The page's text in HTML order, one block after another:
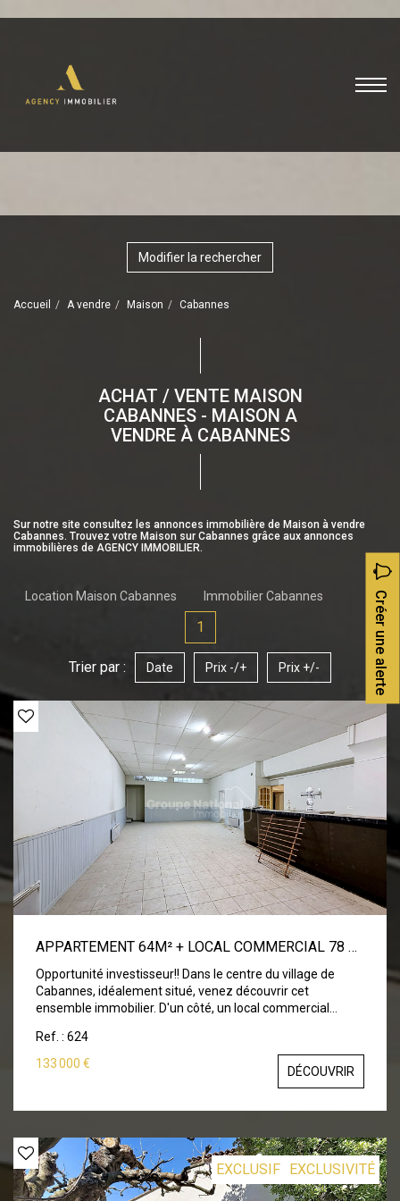
Modifier la rechercher
Accueil A vendre Maison Cabannes
ACHAT / VENTE MAISON
CABANNES - MAISON A
VENDRE À CABANNES
Sur notre site consultez les annonces immobilière de Maison à vendre
Cabannes. Trouvez votre Maison sur Cabannes grâce aux annonces
immobilières de AGENCY IMMOBILIER.
Location Maison Cabannes Immobilier Cabannes Créer une alerte
1
Trier par : Date Prix -/+ Prix +/-
APPARTEMENT 64M² + LOCAL COMMERCIAL 78 M2
Opportunité investisseur!! Dans le centre du village de
Cabannes, idéalement situé, venez découvrir cet
ensemble immobilier. D'un côté, un local commercial
d'environ 65 m² avec pièce de vie et cuisine en bas, deux
chambres, salle d'eau et wc à l'étage. Toiture refaite à
neuf. Second oeuvre à prévoir. A voir sans tarder!!
Ref. : 624
133 000 €
DÉCOUVRIR
EXCLUSIF EXCLUSIVITÉ